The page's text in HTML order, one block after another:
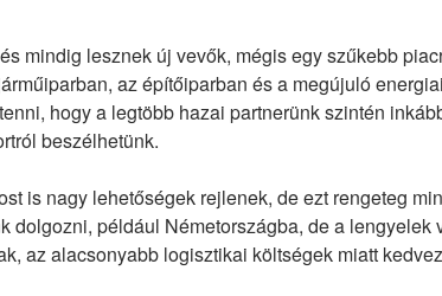
mindig lesznek új vevők, mégis egy szűkebb
az építőiparban és a megújuló
hogy a legtöbb hazai partnerünk szintén
beszélhetünk.
is nagy lehetőségek rejlenek, de ezt rengeteg
dolgozni, például Németországba, de a lengyelek
az alacsonyabb logisztikai költségek miatt